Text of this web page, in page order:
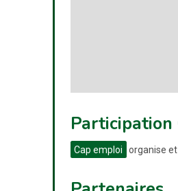
Participation
Cap emploi organise